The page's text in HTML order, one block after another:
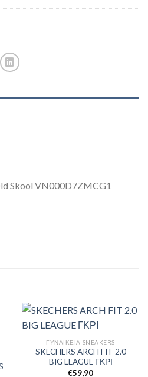
Skool VN000D7ZMCG1
ΓΥΝΑΙΚΕΊΑ SNEAKERS
SKECHERS ARCH FIT 2.0
BIG LEAGUE ΓΚΡΙ
€59,90